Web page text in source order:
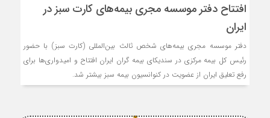
افتتاح دفتر موسسه مجری بیمه‌های کارت سبز در
ایران
دفتر موسسه مجری بیمه‌های شخص ثالث بین‌المللی (کارت سبز) با حضور
رئیس کل بیمه مرکزی در سندیکای بیمه گران ایران افتتاح و امیدواری‌ها برای
رفع تعلیق ایران از عضویت در کنوانسیون بیمه سبز بیشتر شد.